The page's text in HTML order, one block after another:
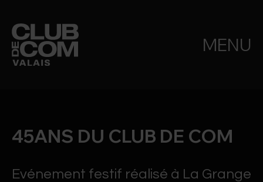
MENU
45ANS DU CLUB DE COM
Evénement festif réalisé à La Grange